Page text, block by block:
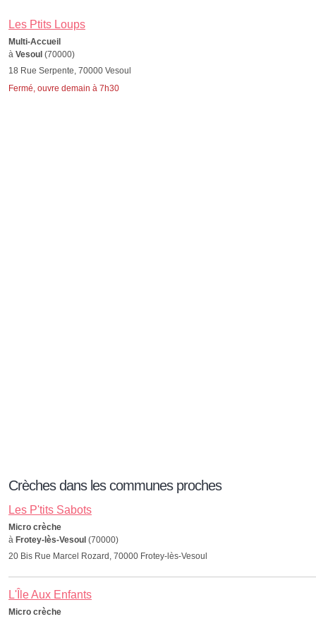
Les Ptits Loups
Multi-Accueil
à Vesoul (70000)
18 Rue Serpente, 70000 Vesoul
Fermé, ouvre demain à 7h30
Crèches dans les communes proches
Les P'tits Sabots
Micro crèche
à Frotey-lès-Vesoul (70000)
20 Bis Rue Marcel Rozard, 70000 Frotey-lès-Vesoul
L'Île Aux Enfants
Micro crèche